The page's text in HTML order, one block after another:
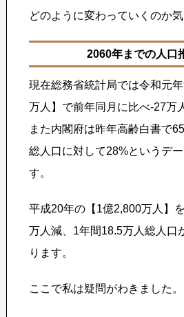
どのように変わっていくのか気
2060年までの人口
現在総務省統計局では令和元
万人】で前年同月に比べ-27万
また内閣府は昨年高齢白書で
総人口に対して28%というデ
す。
平成20年の【1億2,800万人】
万人減、1年間18.5万人総人口
ります。
ここで私は疑問がわきました。